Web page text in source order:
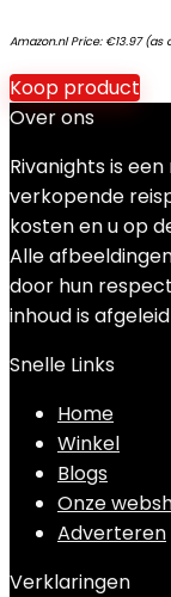
Amazon.nl Price: €13.97(as
Koop product
Over ons
Rivanights is
verkopende
kosten en u op
Alle
door hun
inhoud is
Snelle Links
Home
Winkel
Blogs
Onze
Adverteren
Verklaringen